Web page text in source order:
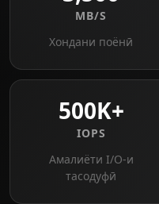
MB/S
Хондани поёнӣ
500K+
IOPS
Амалиёти I/O-и
тасодуфӣ